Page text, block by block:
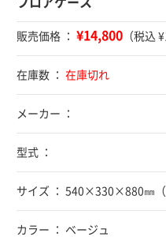
販売価格 ： ¥14,800 （税込
在庫数 ： 在庫切れ
メーカー ：
型式 ：
サイズ ： 540×330×880㎜
カラー ： ベージュ